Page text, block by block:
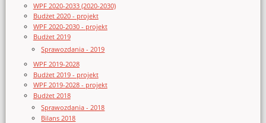
WPF 2020-2033 (2020-2030)
Budżet 2020 - projekt
WPF 2020-2030 - projekt
Budżet 2019
Sprawozdania - 2019
WPF 2019-2028
Budżet 2019 - projekt
WPF 2019-2028 - projekt
Budżet 2018
Sprawozdania - 2018
Bilans 2018